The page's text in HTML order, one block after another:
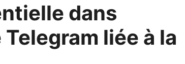
dans
liée à la